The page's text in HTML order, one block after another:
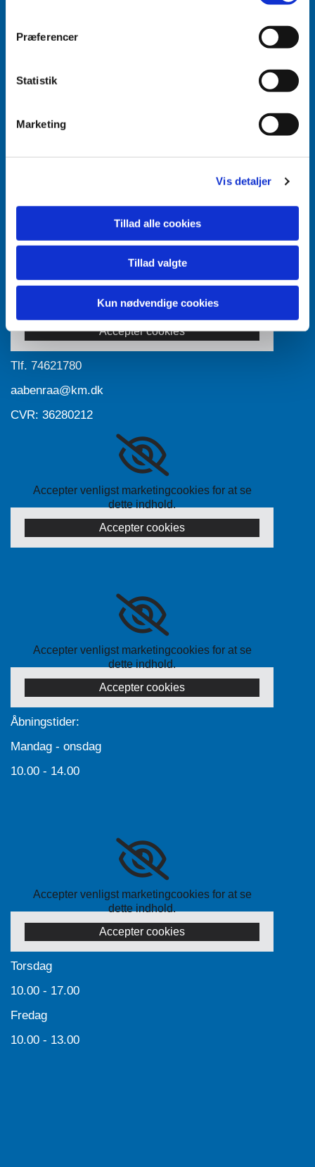
Præferencer
Statistik
Marketing
Vis detaljer
Tillad alle cookies
Tillad valgte
Kun nødvendige cookies
Aabenraa Sogn
6200 Aabenraa
dette indhold.
Accepter cookies
Tlf. 74621780
aabenraa@km.dk
CVR: 36280212
Accepter venligst marketingcookies for at se
dette indhold.
Accepter cookies
Accepter venligst marketingcookies for at se
dette indhold.
Accepter cookies
Åbningstider:
Mandag - onsdag
10.00 - 14.00
Accepter venligst marketingcookies for at se
dette indhold.
Accepter cookies
Torsdag
10.00 - 17.00
Fredag
10.00 - 13.00